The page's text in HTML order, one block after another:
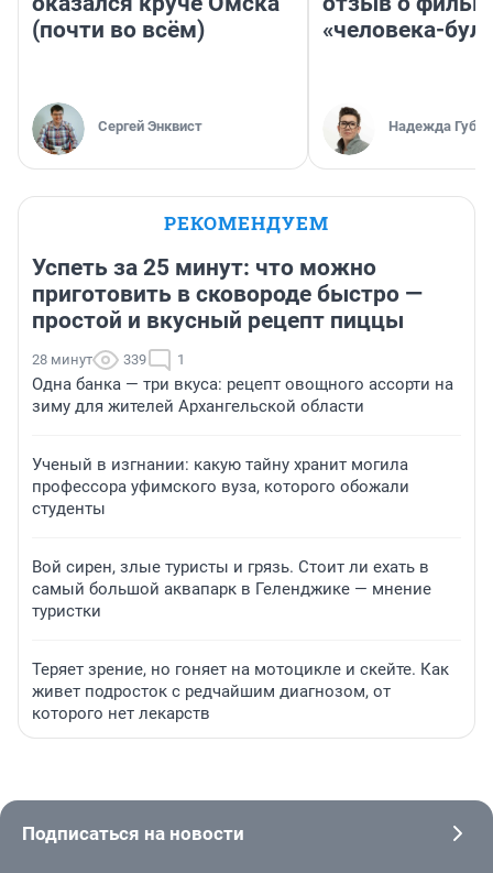
(почти во всём)
Сергей Энквист
«человека-
Надежда
РЕКОМЕНДУЕМ
Успеть за 25 минут: что можно
приготовить в сковороде быстро —
простой и вкусный рецепт пиццы
28 минут 339 1
Одна банка — три вкуса: рецепт овощного ассорти на
зиму для жителей Архангельской области
Ученый в изгнании: какую тайну хранит могила
профессора уфимского вуза, которого обожали
студенты
Вой сирен, злые туристы и грязь. Стоит ли ехать в
самый большой аквапарк в Геленджике — мнение
туристки
Теряет зрение, но гоняет на мотоцикле и скейте. Как
живет подросток с редчайшим диагнозом, от
которого нет лекарств
Подписаться на новости